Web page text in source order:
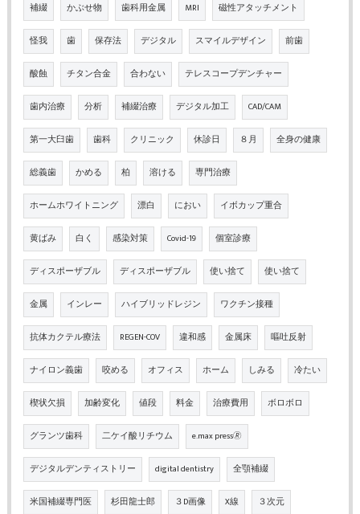
補綴 かぶせ物 歯科用金属 MRI 磁性アタッチメント
怪我 歯 保存法 デジタル スマイルデザイン 前歯
酸蝕 チタン合金 合わない テレスコープデンチャー
歯内治療 分析 補綴治療 デジタル加工 CAD/CAM
第一大臼歯 歯科 クリニック 休診日 ８月 全身の健康
総義歯 かめる 柏 溶ける 専門治療
ホームホワイトニング 漂白 におい イボカップ重合
黄ばみ 白く 感染対策 Covid-19 個室診療
ディスポーザブル ディスポーザブル 使い捨て 使い捨て
金属 インレー ハイブリッドレジン ワクチン接種
抗体カクテル療法 REGEN-COV 違和感 金属床 嘔吐反射
ナイロン義歯 咬める オフィス ホーム しみる 冷たい
楔状欠損 加齢変化 値段 料金 治療費用 ボロボロ
グランツ歯科 二ケイ酸リチウム e.max press🄬
デジタルデンティストリー digital dentistry 全顎補綴
米国補綴専門医 杉田龍士郎 ３D画像 X線 ３次元